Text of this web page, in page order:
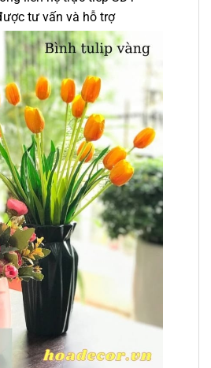
tư vấn và hỗ trợ